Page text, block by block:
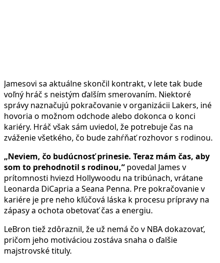
Jamesovi sa aktuálne skončil kontrakt, v lete tak bude
voľný hráč s neistým ďalším smerovaním. Niektoré
správy naznačujú pokračovanie v organizácii Lakers, iné
hovoria o možnom odchode alebo dokonca o konci
kariéry. Hráč však sám uviedol, že potrebuje čas na
zváženie všetkého, čo bude zahŕňať rozhovor s rodinou.
„Neviem, čo budúcnosť prinesie. Teraz mám čas, aby
som to prehodnotil s rodinou,“ povedal James v
prítomnosti hviezd Hollywoodu na tribúnach, vrátane
Leonarda DiCapria a Seana Penna. Pre pokračovanie v
kariére je pre neho kľúčová láska k procesu prípravy na
zápasy a ochota obetovať čas a energiu.
LeBron tiež zdôraznil, že už nemá čo v NBA dokazovať,
pričom jeho motiváciou zostáva snaha o ďalšie
majstrovské tituly.